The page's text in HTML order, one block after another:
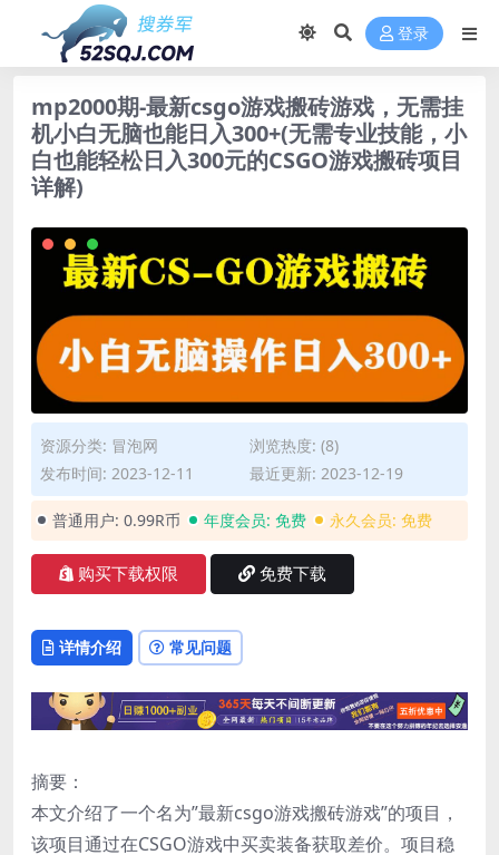
登录
mp2000期-最新csgo游戏搬砖游戏，无需挂
机小白无脑也能日入300+(无需专业技能，小
白也能轻松日入300元的CSGO游戏搬砖项目
详解)
资源分类: 冒泡网
浏览热度: (8)
发布时间: 2023-12-11
最近更新: 2023-12-19
普通用户: 0.99R币 年度会员: 免费 永久会员: 免费
购买下载权限 免费下载
详情介绍 常见问题
摘要：
本文介绍了一个名为”最新csgo游戏搬砖游戏”的项目，
该项目通过在CSGO游戏中买卖装备获取差价。项目稳